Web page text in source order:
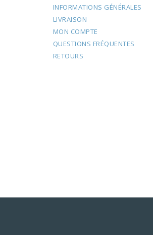
INFORMATIONS GÉNÉRALES
LIVRAISON
MON COMPTE
QUESTIONS FRÉQUENTES
RETOURS